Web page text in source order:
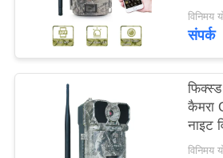
विनिमय
संपर्क
कैमरा
नाइट
विनिमय